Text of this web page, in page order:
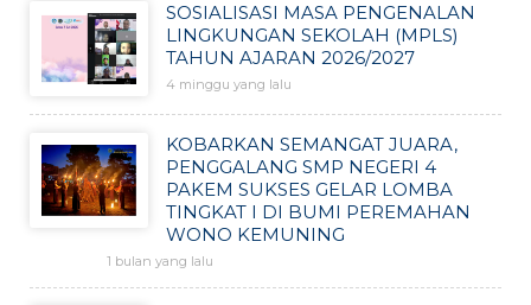
SOSIALISASI MASA PENGENALAN
LINGKUNGAN SEKOLAH (MPLS)
TAHUN AJARAN 2026/2027
4 minggu yang lalu
KOBARKAN SEMANGAT JUARA,
PENGGALANG SMP NEGERI 4
PAKEM SUKSES GELAR LOMBA
TINGKAT I DI BUMI PEREMAHAN
WONO KEMUNING
1 bulan yang lalu